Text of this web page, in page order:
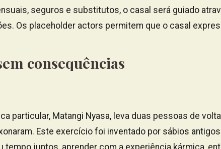
seguros e substitutos, o casal será guiado
Os placeholder actors permitem que o casal
consequências
particular, Matangi Nyasa, leva duas pessoas de
Este exercício foi inventado por sábios